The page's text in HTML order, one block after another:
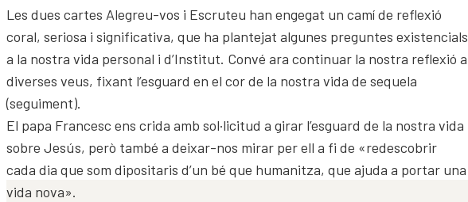
Les dues cartes Alegreu-vos i Escruteu han engegat un camí de reflexió
coral, seriosa i significativa, que ha plantejat algunes preguntes existencials
a la nostra vida personal i d’Institut. Convé ara continuar la nostra reflexió a
diverses veus, fixant l’esguard en el cor de la nostra vida de sequela
(seguiment).
El papa Francesc ens crida amb sol·licitud a girar l’esguard de la nostra vida
sobre Jesús, però també a deixar-nos mirar per ell a fi de «redescobrir
cada dia que som dipositaris d’un bé que humanitza, que ajuda a portar una
vida nova».